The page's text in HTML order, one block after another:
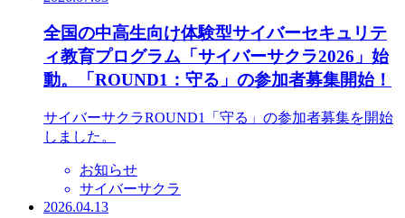
全国の中高生向け体験型サイバーセキュリテ
ィ教育プログラム「サイバーサクラ2026」始
動。「ROUND1：守る」の参加者募集開始！
サイバーサクラROUND1「守る」の参加者募集を開始
しました。
お知らせ
サイバーサクラ
2026.04.13